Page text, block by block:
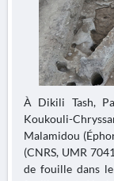
À Dikili Tash,
Koukouli-
Malamidou
(CNRS, UMR
de fouille dans